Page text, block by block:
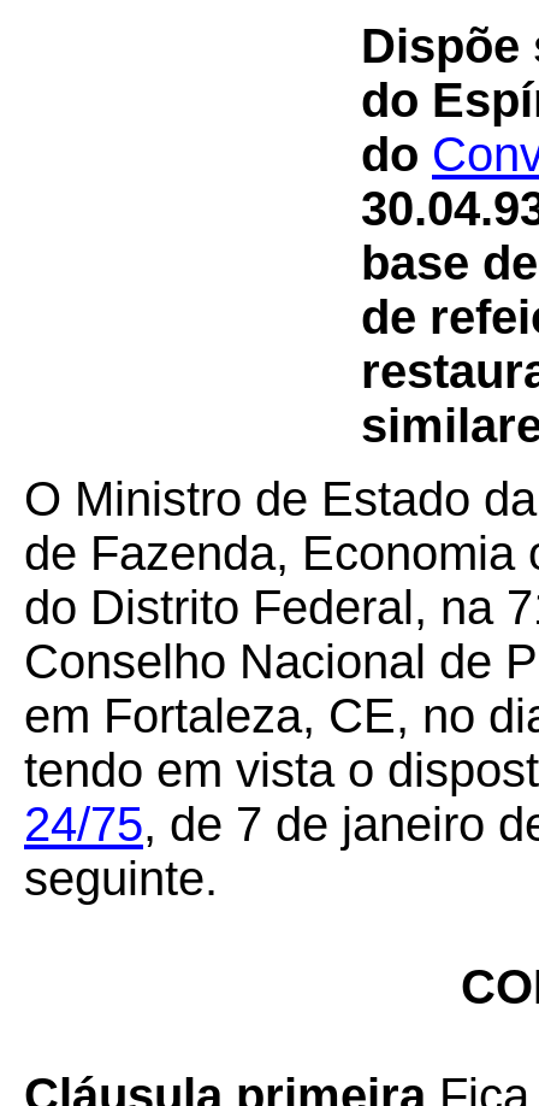
Dispõe
do
do
base
de
O Ministro de Estado
de Fazenda, Economia
do Distrito Federal, na
Conselho Nacional de
em Fortaleza, CE, no
tendo em vista o
24/75, de 7 de janeiro
seguinte.
Cláusula primeira